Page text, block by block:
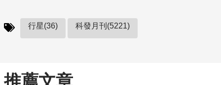
行星(36) 科發月刊(5221)
推薦文章